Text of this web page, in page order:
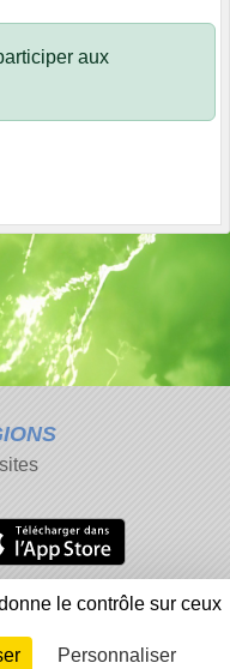
aux
des cookies
contenu inapproprié
Connexion
le contrôle sur ceux
Personnaliser